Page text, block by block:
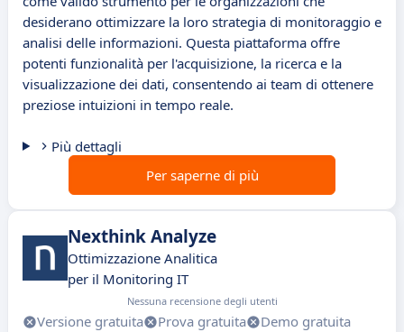
desiderano ottimizzare la loro strategia di monitoraggio e
analisi delle informazioni. Questa piattaforma offre
potenti funzionalità per l'acquisizione, la ricerca e la
visualizzazione dei dati, consentendo ai team di ottenere
preziose intuizioni in tempo reale.
Più dettagli
Per saperne di più
Nexthink Analyze
Ottimizzazione Analitica
per il Monitoring IT
Nessuna recensione degli utenti
Versione gratuita Prova gratuita
Demo gratuita